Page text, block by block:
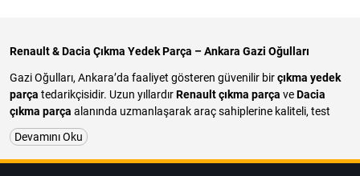
Renault & Dacia Çıkma Yedek Parça – Ankara Gazi Oğulları
Gazi Oğulları, Ankara’da faaliyet gösteren güvenilir birçıkma yedek
parça tedarikçisidir. Uzun yıllardırRenault çıkma parça veDacia
çıkma parça alanında uzmanlaşarak araç sahiplerine kaliteli, test
edilmiş ve uygun fiyatlı çözümler sunuyoruz. Aracınızın motor,
şanzıman, kaporta, elektrik, elektronik ve iç donanım parçalarında
ihtiyaç duyduğunuz tüm çıkma yedek parçaları, geniş stok
Devamını Oku